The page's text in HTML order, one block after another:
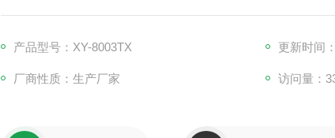
产品型号：XY-8003TX 更新时间
厂商性质：生产厂家 访问量：